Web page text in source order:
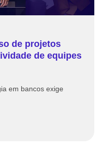
de projetos
de equipes
em bancos exige